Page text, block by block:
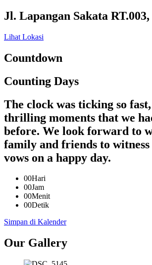
Jl. Lapangan Sakata RT.003,
Lihat Lokasi
Countdown
Counting Days
The clock was ticking so
thrilling moments that we
before. We look forward to
family and friends to witness
vows on a happy day.
00Hari
00Jam
00Menit
00Detik
Simpan di Kalender
Our Gallery